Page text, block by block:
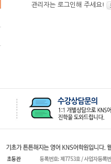
관리자는 로그인해 주세요!